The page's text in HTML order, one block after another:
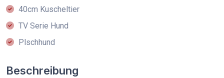
40cm Kuscheltier
TV Serie Hund
Plschhund
Beschreibung